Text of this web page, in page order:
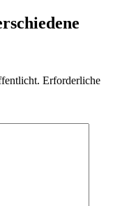
Erforderliche